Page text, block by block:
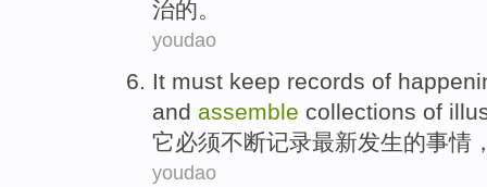
治的。
youdao
It must keep records of
and assemble collections of
它必须不断记录最新发生的事情
youdao